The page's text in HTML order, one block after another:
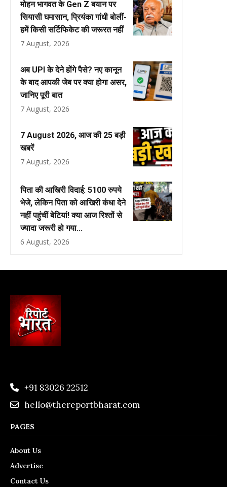
मोहन भागवत के Gen Z बयान पर
सियासी घमासान, प्रियंका गांधी बोलीं-
हमें किसी सर्टिफिकेट की जरूरत नहीं
7 August, 2026
अब UPI के देने होंगे पैसे? नए कानून
के बाद आपकी जेब पर क्या होगा असर,
जानिए पूरी बात
7 August, 2026
7 August 2026, आज की 25 बड़ी
खबरें
7 August, 2026
पिता की आखिरी विदाई: 5100 रुपये
भेजे, लेकिन पिता को आखिरी कंधा देने
नहीं पहुंचीं बेटियां! क्या आज रिश्तों से
ज्यादा जरूरी हो गया...
6 August, 2026
+91 83026 22512
hello@thereportbharat.com
PAGES
About Us
Advertise
Contact Us